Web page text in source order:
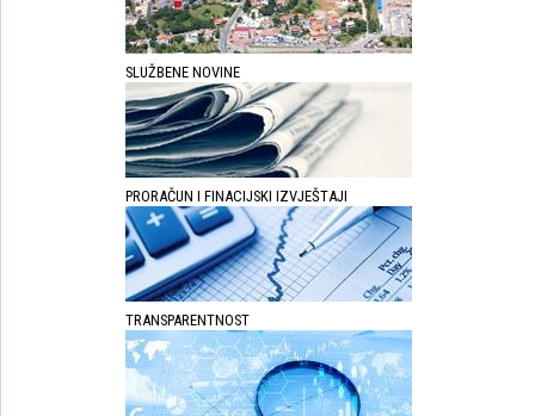
SLUŽBENE NOVINE
PRORAČUN I FINACIJSKI IZVJEŠTAJI
TRANSPARENTNOST